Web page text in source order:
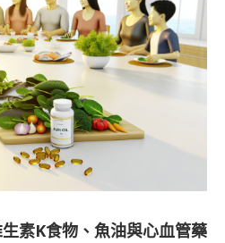
素K食物、魚油與心血管藥